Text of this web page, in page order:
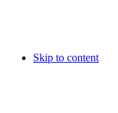
Skip to content